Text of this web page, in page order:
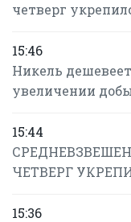
четверг
15:46
Никель
увеличении
15:44
ЧЕТВЕРГ
15:36